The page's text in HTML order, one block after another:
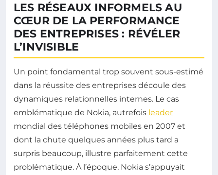
LES RÉSEAUX INFORMELS AU
CŒUR DE LA PERFORMANCE
DES ENTREPRISES : RÉVÉLER
L’INVISIBLE
Un point fondamental trop souvent sous-estimé
dans la réussite des entreprises découle des
dynamiques relationnelles internes. Le cas
emblématique de Nokia, autrefois leader
mondial des téléphones mobiles en 2007 et
dont la chute quelques années plus tard a
surpris beaucoup, illustre parfaitement cette
problématique. À l’époque, Nokia s’appuyait